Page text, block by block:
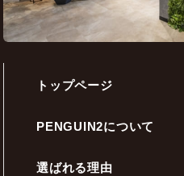
トップページ
PENGUIN2について
選ばれる理由